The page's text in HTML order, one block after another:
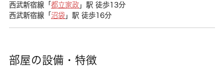
西武新宿線「 都立家政」駅 徒歩13分
西武新宿線「 沼袋」駅 徒歩16分
部屋の設備・特徴